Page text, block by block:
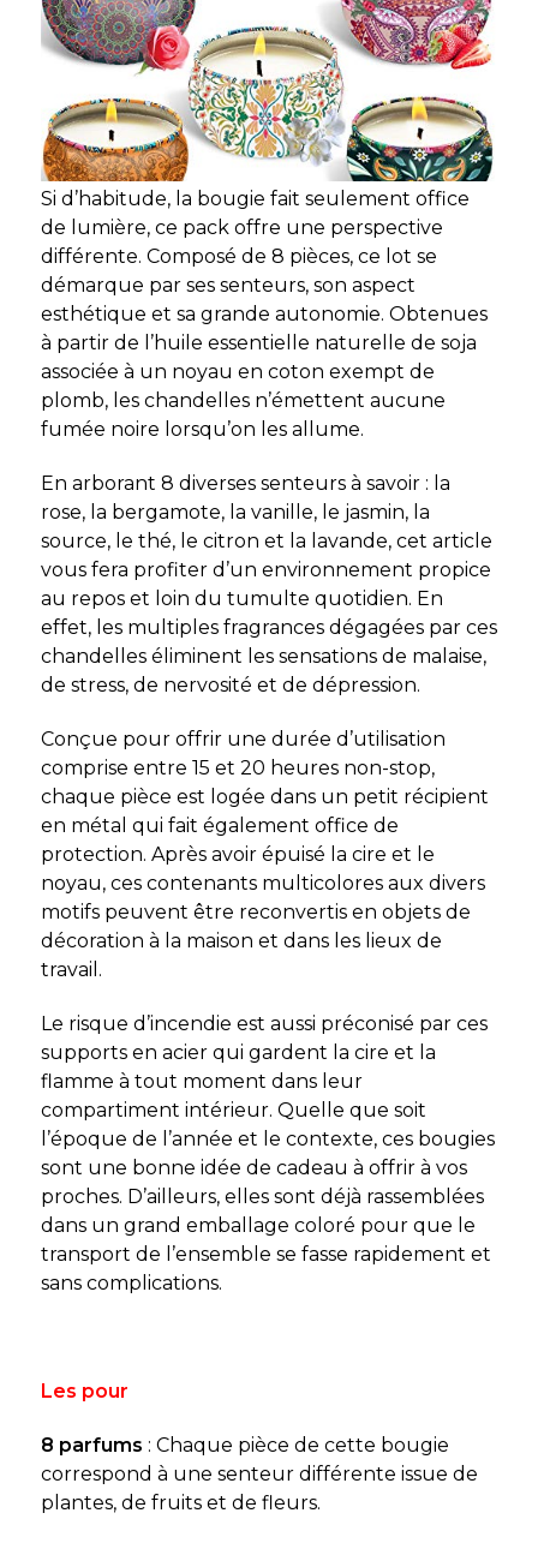
Si d’habitude, la bougie fait seulement office
de lumière, ce pack offre une perspective
différente. Composé de 8 pièces, ce lot se
démarque par ses senteurs, son aspect
esthétique et sa grande autonomie. Obtenues
à partir de l’huile essentielle naturelle de soja
associée à un noyau en coton exempt de
plomb, les chandelles n’émettent aucune
fumée noire lorsqu’on les allume.
En arborant 8 diverses senteurs à savoir : la
rose, la bergamote, la vanille, le jasmin, la
source, le thé, le citron et la lavande, cet article
vous fera profiter d’un environnement propice
au repos et loin du tumulte quotidien. En
effet, les multiples fragrances dégagées par ces
chandelles éliminent les sensations de malaise,
de stress, de nervosité et de dépression.
Conçue pour offrir une durée d’utilisation
comprise entre 15 et 20 heures non-stop,
chaque pièce est logée dans un petit récipient
en métal qui fait également office de
protection. Après avoir épuisé la cire et le
noyau, ces contenants multicolores aux divers
motifs peuvent être reconvertis en objets de
décoration à la maison et dans les lieux de
travail.
Le risque d’incendie est aussi préconisé par ces
supports en acier qui gardent la cire et la
flamme à tout moment dans leur
compartiment intérieur. Quelle que soit
l’époque de l’année et le contexte, ces bougies
sont une bonne idée de cadeau à offrir à vos
proches. D’ailleurs, elles sont déjà rassemblées
dans un grand emballage coloré pour que le
transport de l’ensemble se fasse rapidement et
sans complications.
Les pour
8 parfums : Chaque pièce de cette bougie
correspond à une senteur différente issue de
plantes, de fruits et de fleurs.